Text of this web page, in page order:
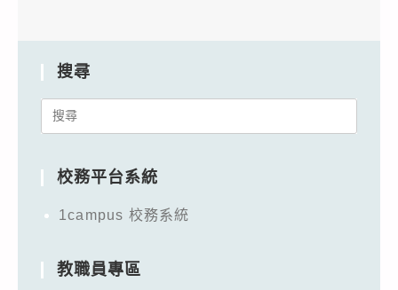
搜尋
Search
校務平台系統
1campus 校務系統
教職員專區